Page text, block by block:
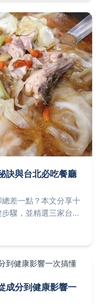
訣與台北必吃餐廳
差一點？本文分享十
驟，並精選三家台北
格與避坑建議，讓你
成分到健康影響一